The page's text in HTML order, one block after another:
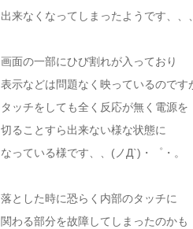
出来なくなってしまったようです、、
画面の一部にひび割れが入っており
表示などは問題なく映っているのです
タッチをしても全く反応が無く電源を
切ることすら出来ない様な状態に
なっている様です、、(ノД`)・゜・。
落とした時に恐らく内部のタッチに
関わる部分を故障してしまったのかも